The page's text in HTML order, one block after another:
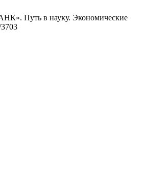
в науку. Экономические